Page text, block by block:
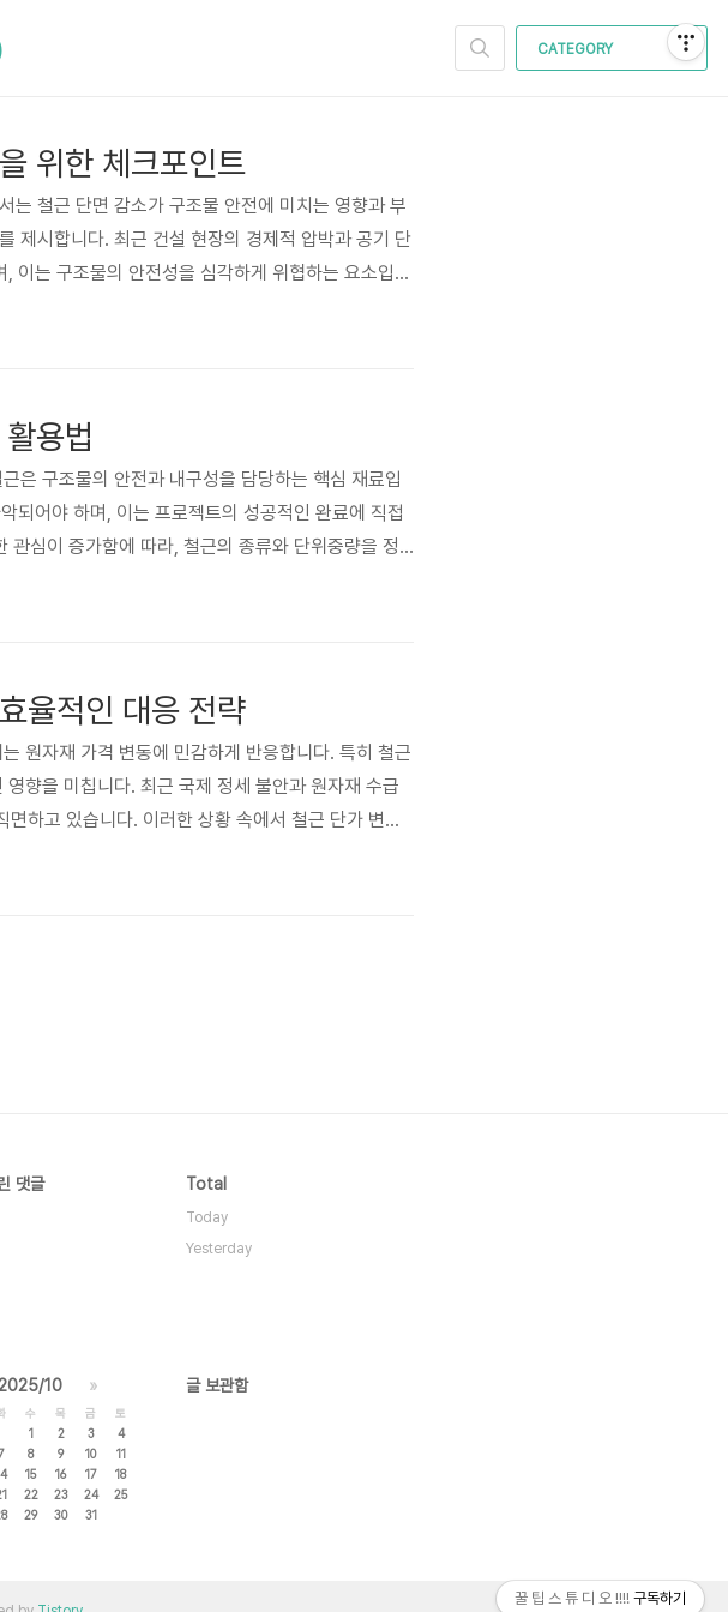
CATEGORY
위한 체크포인트
철근 단면 감소가 구조물 안전에 미치는 영향과 부
제시합니다. 최근 건설 현장의 경제적 압박과 공기 단
이는 구조물의 안전성을 심각하게 위협하는 요소입니
전한 구조물 설계 및 관리에 대한 중요한 지침을 제
용법
은 구조물의 안전과 내구성을 담당하는 핵심 재료입
되어야 하며, 이는 프로젝트의 성공적인 완료에 직접
심이 증가함에 따라, 철근의 종류와 단위중량을 정
한 강도와 규격의 철근이 시장에 유통되고 있어, 적절
율적인 대응 전략
원자재 가격 변동에 민감하게 반응합니다. 특히 철근
향을 미칩니다. 최근 국제 정세 불안과 원자재 수급
하고 있습니다. 이러한 상황 속에서 철근 단가 변화
우하는 중요한 요소로 부상하고 있습니다. 이 글에서
댓글 Total
Today
Yesterday
2025/10 »
수 목 금
토
1
2 3
4
8 9 10
11
15 16 17
18
22 23 24
25
29 30 31
글 보관함
꿀 팁 스 튜 디 오 !!!! 구독하기